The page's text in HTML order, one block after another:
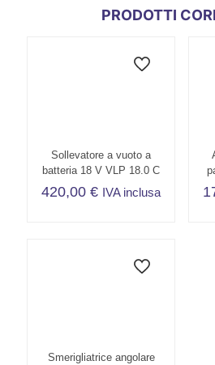
PRODOTTI
Sollevatore a vuoto a
batteria 18 V VLP 18.0 C
420,00€ IVA inclusa
Smerigliatrice angolare